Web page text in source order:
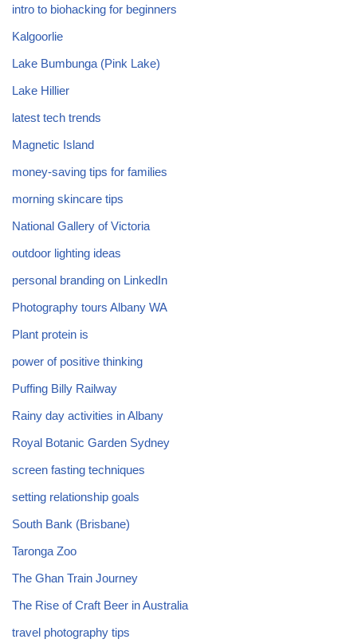
intro to biohacking for beginners
Kalgoorlie
Lake Bumbunga (Pink Lake)
Lake Hillier
latest tech trends
Magnetic Island
money-saving tips for families
morning skincare tips
National Gallery of Victoria
outdoor lighting ideas
personal branding on LinkedIn
Photography tours Albany WA
Plant protein is
power of positive thinking
Puffing Billy Railway
Rainy day activities in Albany
Royal Botanic Garden Sydney
screen fasting techniques
setting relationship goals
South Bank (Brisbane)
Taronga Zoo
The Ghan Train Journey
The Rise of Craft Beer in Australia
travel photography tips